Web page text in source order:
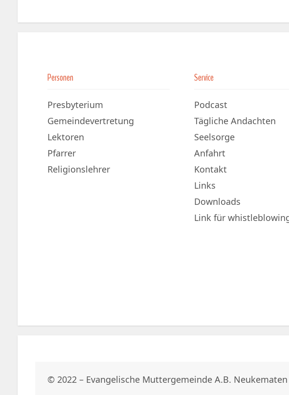
Personen
Presbyterium
Gemeindevertretung
Lektoren
Pfarrer
Religionslehrer
Service
Podcast
Tägliche Andachten
Seelsorge
Anfahrt
Kontakt
Links
Downloads
Link für
© 2022 – Evangelische Muttergemeinde A.B.